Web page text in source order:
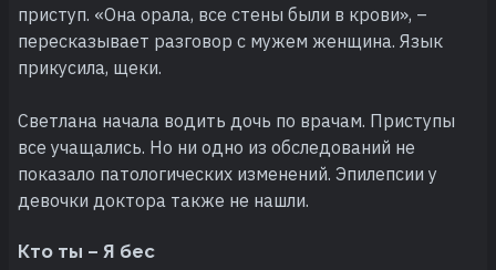
приступ. «Она орала, все стены были в крови», –
пересказывает разговор с мужем женщина. Язык
прикусила, щеки.
Светлана начала водить дочь по врачам. Приступы
все учащались. Но ни одно из обследований не
показало патологических изменений. Эпилепсии у
девочки доктора также не нашли.
Кто ты – Я бес